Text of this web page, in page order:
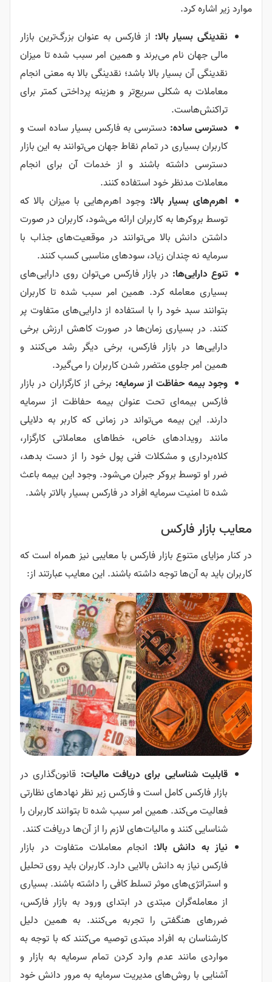
موارد زیر اشاره کرد.
نقدینگی بسیار بالا: از فارکس به عنوان بزرگ‌ترین بازار
مالی جهان نام می‌برند و همین امر سبب شده تا میزان
نقدینگی آن بسیار بالا باشد؛ نقدینگی بالا به معنی انجام
معاملات به شکلی سریع‌تر و هزینه پرداختی کمتر برای
تراکنش‌هاست.
دسترسی ساده: دسترسی به فارکس بسیار ساده است و
کاربران بسیاری در تمام نقاط جهان می‌توانند به این بازار
دسترسی داشته باشند و از خدمات آن برای انجام
معاملات مدنظر خود استفاده کنند.
اهرم‌های بسیار بالا: وجود اهرم‌هایی با میزان بالا که
توسط بروکرها به کاربران ارائه می‌شود، کاربران در صورت
داشتن دانش بالا می‌توانند در موقعیت‌های جذاب با
سرمایه نه چندان زیاد، سودهای مناسبی کسب کنند.
تنوع دارایی‌ها: در بازار فارکس می‌توان روی دارایی‌های
بسیاری معامله کرد. همین امر سبب شده تا کاربران
بتوانند سبد خود را با استفاده از دارایی‌های متفاوت پر
کنند. در بسیاری زمان‌ها در صورت کاهش ارزش برخی
دارایی‌ها در بازار فارکس، برخی دیگر رشد می‌کنند و
همین امر جلوی متضرر شدن کاربران را می‌گیرد.
وجود بیمه حفاظت از سرمایه: برخی از کارگزاران در بازار
فارکس بیمه‌ای تحت عنوان بیمه حفاظت از سرمایه
دارند. این بیمه می‌تواند در زمانی که کاربر به دلایلی
مانند رویدادهای خاص، خطاهای معاملاتی کارگزار،
کلاه‌برداری و مشکلات فنی پول خود را از دست بدهد،
ضرر او توسط بروکر جبران می‌شود. وجود این بیمه باعث
شده تا امنیت سرمایه افراد در فارکس بسیار بالاتر باشد.
معایب بازار فارکس
در کنار مزایای متنوع بازار فارکس با معایبی نیز همراه است که
کاربران باید به آن‌ها توجه داشته باشند. این معایب عبارتند از:
قابلیت شناسایی برای دریافت مالیات: قانون‌گذاری در
بازار فارکس کامل است و فارکس زیر نظر نهادهای نظارتی
فعالیت می‌کند. همین امر سبب شده تا بتوانند کاربران را
شناسایی کنند و مالیات‌های لازم را از آن‌ها دریافت کنند.
نیاز به دانش بالا: انجام معاملات متفاوت در بازار
فارکس نیاز به دانش بالایی دارد. کاربران باید روی تحلیل
و استراتژی‌های موثر تسلط کافی را داشته باشند. بسیاری
از معامله‌گران مبتدی در ابتدای ورود به بازار فارکس،
ضررهای هنگفتی را تجربه می‌کنند. به همین دلیل
کارشناسان به افراد مبتدی توصیه می‌کنند که با توجه به
مواردی مانند عدم وارد کردن تمام سرمایه به بازار و
آشنایی با روش‌های مدیریت سرمایه به مرور دانش خود